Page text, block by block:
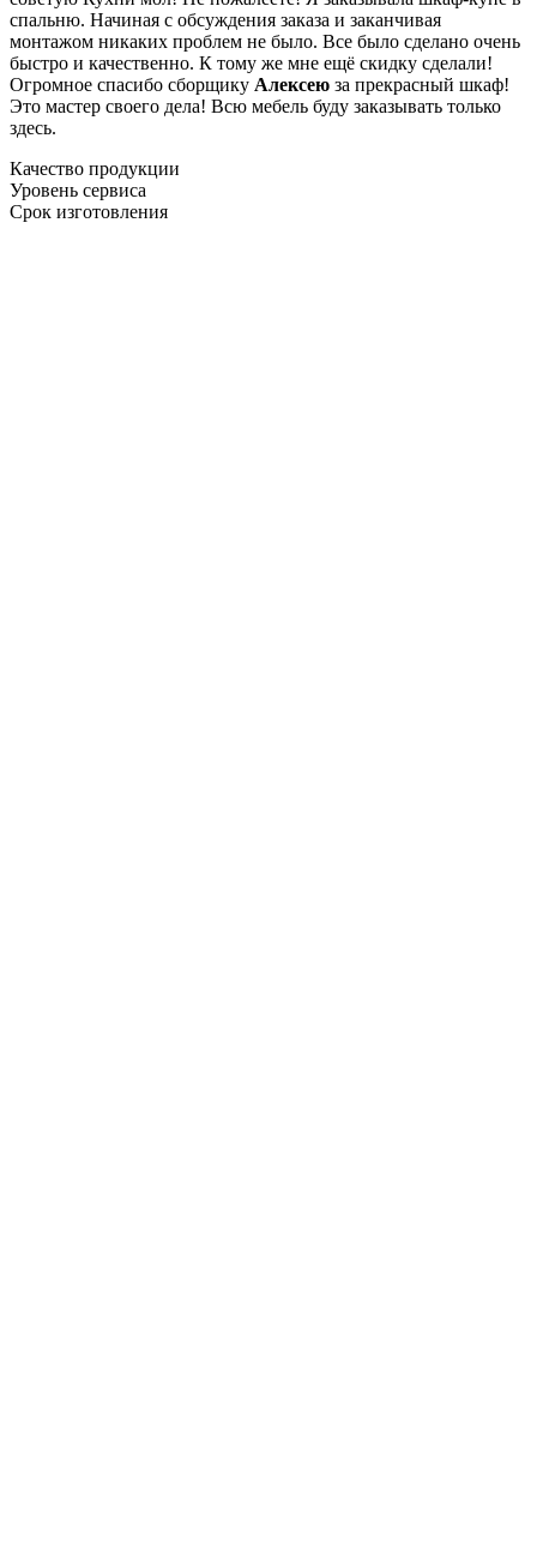
спальню. Начиная с обсуждения заказа и заканчивая
монтажом никаких проблем не было. Все было сделано очень
быстро и качественно. К тому же мне ещё скидку сделали!
Огромное спасибо сборщику Алексею за прекрасный шкаф!
Это мастер своего дела! Всю мебель буду заказывать только
здесь.
Качество продукции
Уровень сервиса
Срок изготовления